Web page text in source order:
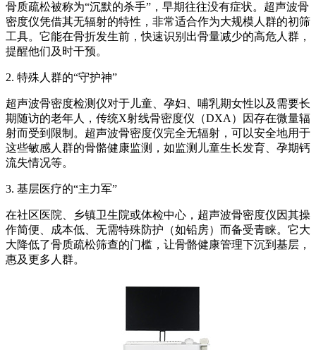
骨质疏松被称为“沉默的杀手”，早期往往没有症状。超声波骨
密度仪凭借其无辐射的特性，非常适合作为大规模人群的初筛
工具。它能在骨折发生前，快速识别出骨量减少的高危人群，
提醒他们及时干预。
2. 特殊人群的“守护神”
超声波骨密度检测仪对于儿童、孕妇、哺乳期女性以及需要长
期随访的老年人，传统X射线骨密度仪（DXA）因存在微量辐
射而受到限制。超声波骨密度仪完全无辐射，可以安全地用于
这些敏感人群的骨骼健康监测，如监测儿童生长发育、孕期钙
流失情况等。
3. 基层医疗的“主力军”
在社区医院、乡镇卫生院或体检中心，超声波骨密度仪因其操
作简便、成本低、无需特殊防护（如铅房）而备受青睐。它大
大降低了骨质疏松筛查的门槛，让骨骼健康管理下沉到基层，
惠及更多人群。